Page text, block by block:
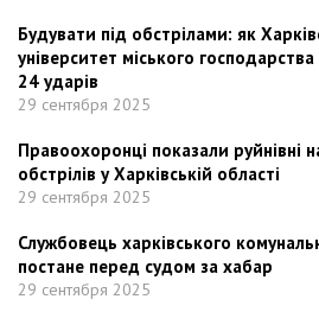
Будувати під обстрілами: як
університет міського
24 ударів
29 сентября 2025
Правоохоронці показали руйнівні
обстрілів у Харківській області
29 сентября 2025
Службовець харківського
постане перед судом за хабар
29 сентября 2025